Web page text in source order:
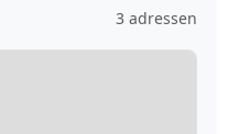
3 adressen